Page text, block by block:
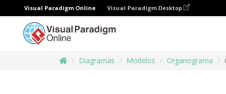
Visual Paradigm Online Visual Paradigm Desktop
Diagramas Modelos Organograma